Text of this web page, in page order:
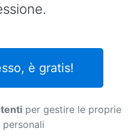
è gratis!
per gestire le proprie